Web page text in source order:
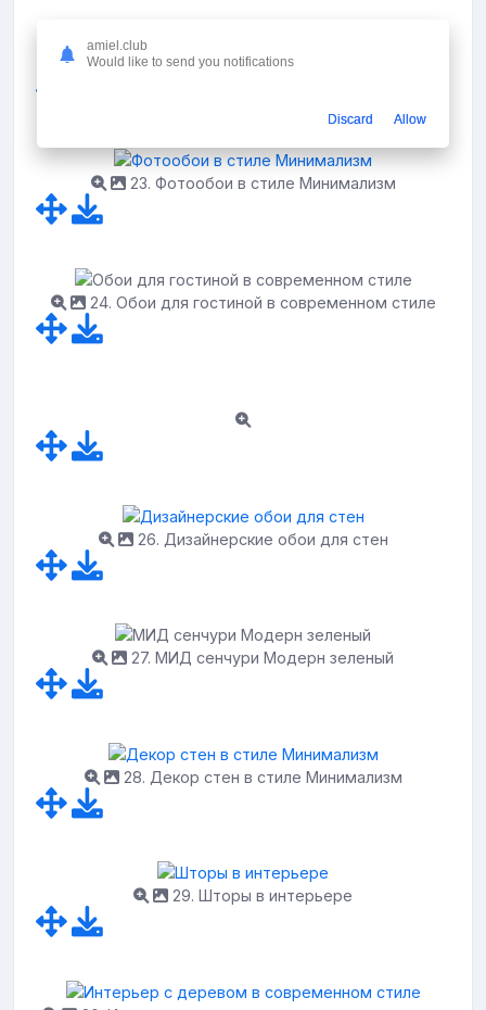
22. Стильные стены в интерьере
23. Фотообои в стиле Минимализм
24. Обои для гостиной в современном стиле
26. Дизайнерские обои для стен
27. МИД сенчури Модерн зеленый
28. Декор стен в стиле Минимализм
29. Шторы в интерьере
amiel.club
Would like to send you notifications
Discard Allow